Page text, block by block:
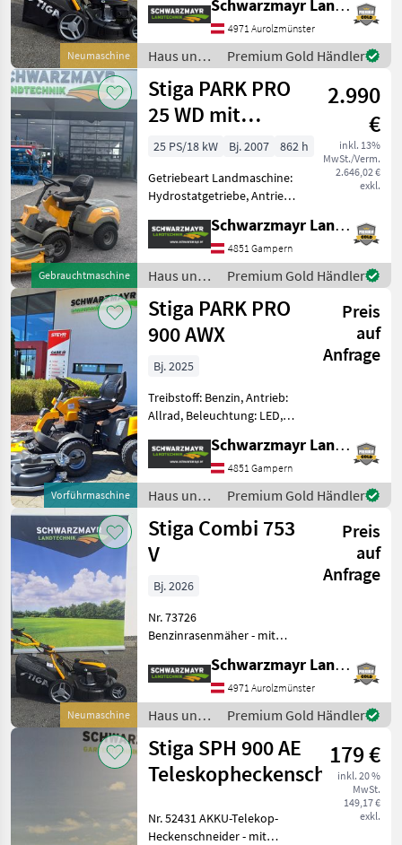
MARKTPLATZ
Marktplatz Händlerangebote Kleinanzeigen
Neumaschine
Nr. 74797
Benzinrasenmäher - mit
Reversierstart - mit 46cm
Schnittbreite - mit 60l
Fangkorb Kapa
Schwarzmayr Landtechnik GmbH - Aurolzmünster
4971 Aurolzmünster
Haus und
Garten /
Stiga
Premium Gold Händler
Gebrauchtmaschine
Stiga PARK PRO
25 WD mit
125cm Mähdeck
2.990
€
inkl. 13%
MwSt./Verm.
2.646,02 €
exkl.
25 PS/18 kW Bj. 2007
862 h
Getriebeart Landmaschine:
Hydrostatgetriebe, Antrieb:
EDV: 74382 Frontmulcher -
mit Knicklenkung - mit 2-
Zylinder Montor - mit
hydrols
Schwarzmayr Landtechnik GmbH - Gampern
4851 Gampern
Haus und
Garten /
Stiga
Premium Gold Händler
Vorführmaschine
Stiga PARK PRO
900 AWX
Preis
auf
Anfrage
Bj. 2025
Treibstoff: Benzin, Antrieb:
Allrad, Beleuchtung: LED,
Hydrostatgetriebe,
Servolenkung,
Tiefenführungsrollen,
Wasserschlauchanschluß,
Knicklenkung
Schwarzmayr Landtechnik GmbH - Gampern
4851 Gampern
Haus und
Garten /
Stiga
Premium Gold Händler
Neumaschine
Stiga Combi 753
V
Preis
auf
Anfrage
Bj. 2026
Nr. 73726
Benzinrasenmäher - mit
Schnittbreite - mit 60l
Fangkorb Kapazität - mit
Heckantrieb - mit
Drehpunkt + Softgrip - mit
GCV
Schwarzmayr Landtechnik GmbH - Aurolzmünster
4971 Aurolzmünster
Haus und
Garten /
Stiga
Premium Gold Händler
Stiga SPH 900 AE
Teleskopheckenschneider
179 €
inkl. 20 %
MwSt.
149,17 €
exkl.
Nr. 52431 AKKU-Telekop-
Heckenschneider - mit